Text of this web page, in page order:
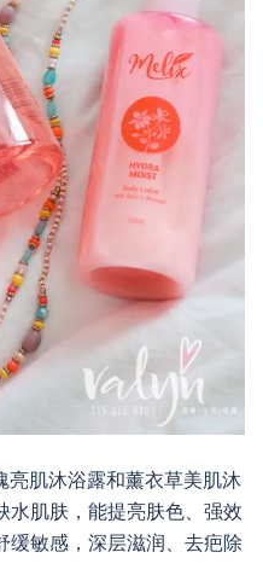
肌沐浴露和薰衣草美肌沐
水肌肤，能提亮肤色、强效
缓敏感，深层滋润、去疤除